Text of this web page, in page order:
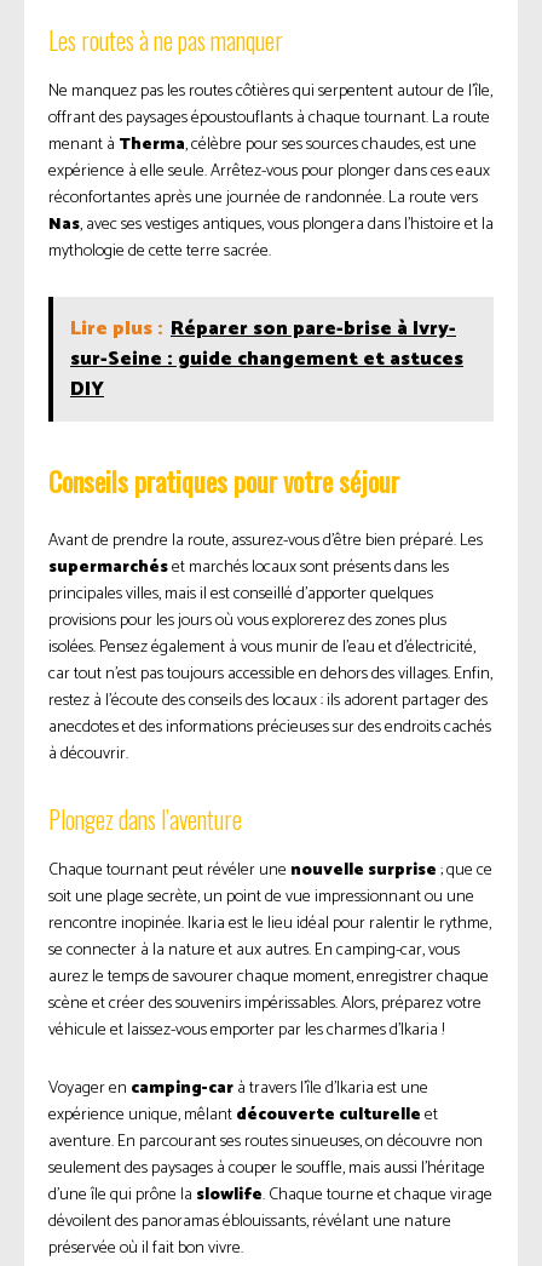
Les routes à ne pas manquer
Ne manquez pas les routes côtières qui serpentent autour de l’île,
offrant des paysages époustouflants à chaque tournant. La route
menant à Therma, célèbre pour ses sources chaudes, est une
expérience à elle seule. Arrêtez-vous pour plonger dans ces eaux
réconfortantes après une journée de randonnée. La route vers
Nas, avec ses vestiges antiques, vous plongera dans l’histoire et la
mythologie de cette terre sacrée.
Lire plus : Réparer son pare-brise à Ivry-
sur-Seine : guide changement et astuces
DIY
Conseils pratiques pour votre séjour
Avant de prendre la route, assurez-vous d’être bien préparé. Les
supermarchéset marchés locaux sont présents dans les
principales villes, mais il est conseillé d’apporter quelques
provisions pour les jours où vous explorerez des zones plus
isolées. Pensez également à vous munir de l’eau et d’électricité,
car tout n’est pas toujours accessible en dehors des villages. Enfin,
restez à l’écoute des conseils des locaux : ils adorent partager des
anecdotes et des informations précieuses sur des endroits cachés
à découvrir.
Plongez dans l’aventure
Chaque tournant peut révéler une nouvelle surprise; que ce
soit une plage secrète, un point de vue impressionnant ou une
rencontre inopinée. Ikaria est le lieu idéal pour ralentir le rythme,
se connecter à la nature et aux autres. En camping-car, vous
aurez le temps de savourer chaque moment, enregistrer chaque
scène et créer des souvenirs impérissables. Alors, préparez votre
véhicule et laissez-vous emporter par les charmes d’Ikaria !
Voyager en camping-carà travers l’île d’Ikaria est une
expérience unique, mêlantdécouverte culturelleet
aventure. En parcourant ses routes sinueuses, on découvre non
seulement des paysages à couper le souffle, mais aussi l’héritage
d’une île qui prône la slowlife. Chaque tourne et chaque virage
dévoilent des panoramas éblouissants, révélant une nature
préservée où il fait bon vivre.